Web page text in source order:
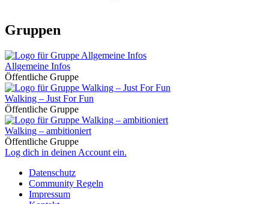
Gruppen
Allgemeine Infos
Öffentliche Gruppe
Walking – Just For Fun
Öffentliche Gruppe
Walking – ambitioniert
Öffentliche Gruppe
Log dich in deinen Account ein.
Datenschutz
Community Regeln
Impressum